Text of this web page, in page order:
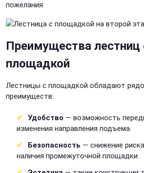
пожелания.
Преимущества лестниц
площадкой
Лестницы с площадкой обладают
преимуществ:
Удобство — возможность
изменения направления подъема.
Безопасность — снижение
наличия промежуточной площадки.